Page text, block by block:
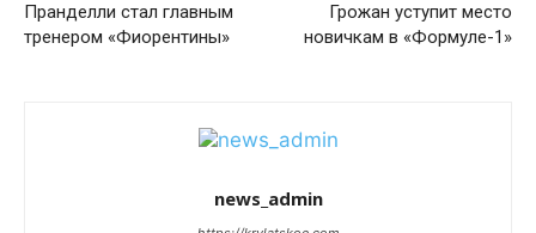
Пранделли стал главным
тренером «Фиорентины»
Грожан уступит место
новичкам в «Формуле-1»
news_admin